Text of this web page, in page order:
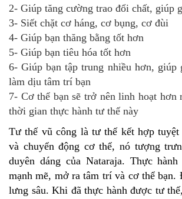
2- Giúp tăng cường trao đổi chất, giúp
3- Siết chặt cơ háng, cơ bụng, cơ đùi
4- Giúp bạn thăng bằng tốt hơn
5- Giúp bạn tiêu hóa tốt hơn
6- Giúp bạn tập trung nhiều hơn, giúp
làm dịu tâm trí bạn
7- Cơ thể bạn sẽ trở nên linh hoạt hơn
thời gian thực hành tư thế này
Tư thế vũ công là tư thế kết hợp
và chuyển động cơ thể, nó tượng
duyên dáng của Nataraja. Thực
mạnh mẽ, mở ra tâm trí và cơ thể bạn.
lưng sâu. Khi đã thực hành được tư